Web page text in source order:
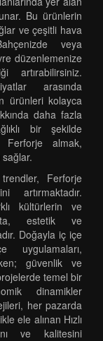
Bu ürünlerin
ve çeşitli hava
veya
düzenlemenize
artırabilirsiniz.
arasında
ürünleri kolayca
daha fazla
bir şekilde
Ferforje almak,
Ferforje
artırmaktadır.
kültürlerin ve
estetik ve
Doğayla iç içe
uygulamaları,
güvenlik ve
temel bir
dinamikler
her pazarda
ele alınan Hızlı
ve kalitesini